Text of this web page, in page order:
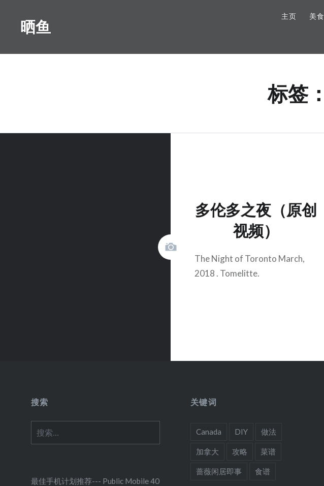
content晒鱼
主页 美食
标签：
多伦多之夜（原创
视频）
The Night of Toronto March,
2018 . Tomelitte.
搜索
索：
关键词
Canada DIY 做法
加拿大 攻略 菜谱
蔷薇闲居即事 食谱
最佳手机计划推荐--- Public Mobile 40